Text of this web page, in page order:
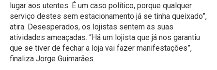
lugar aos utentes. É um caso político, porque qualquer
serviço destes sem estacionamento já se tinha queixado”,
atira. Desesperados, os lojistas sentem as suas
atividades ameaçadas. “Há um lojista que já nos garantiu
que se tiver de fechar a loja vai fazer manifestações”,
finaliza Jorge Guimarães.